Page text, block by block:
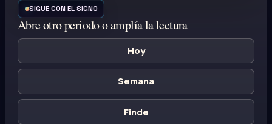
SIGUE CON EL SIGNO
Abre otro periodo o amplía la lectura
Hoy
Semana
Finde